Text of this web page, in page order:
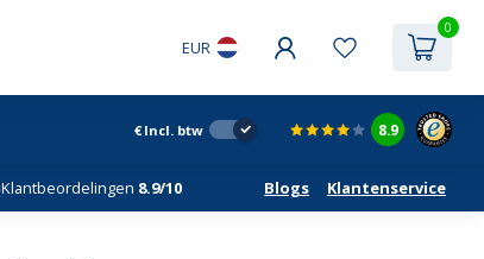
EUR
0
€ Incl. btw 8.9
Klantbeordelingen 8.9/10 Blogs Klantenservice